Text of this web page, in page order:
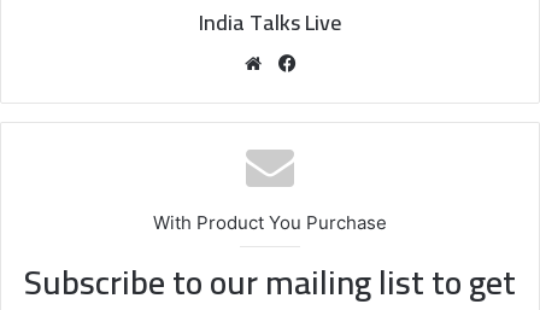
India Talks Live
We
te
bo
With Product You Purchase
Subscribe to our mailing list to get